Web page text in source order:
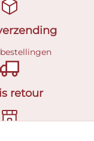
retour